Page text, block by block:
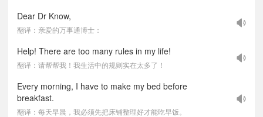
Dear Dr Know,
翻译：亲爱的万事通博士：
Help! There are too many rules in my life!
翻译：请帮帮我！我生活中的规则实在太多了！
Every morning, I have to make my bed before
breakfast.
翻译：每天早晨，我必须先把床铺整理好才能吃早饭。